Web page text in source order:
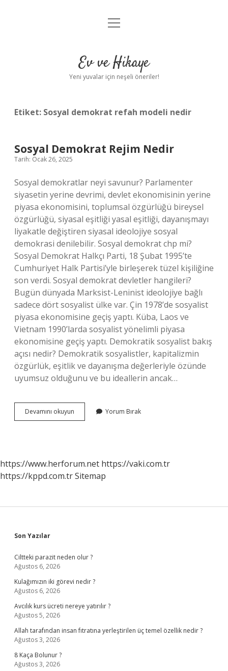
Anasayfa
Yasal Uyarı
menüyü
Ev ve Hikaye
Yeni yuvalar için neşeli öneriler!
Etiket: Sosyal demokrat refah modeli nedir
Sosyal Demokrat Rejim Nedir
Tarih: Ocak 26, 2025
Sosyal demokratlar neyi savunur? Parlamenter
siyasetin yerine devrimi, devlet ekonomisinin yerine
piyasa ekonomisini, toplumsal özgürlüğü bireysel
özgürlüğü, siyasal eşitliği yasal eşitliği, dayanışmayı
liyakatle değiştiren siyasal ideolojiye sosyal
demokrasi denilebilir. Sosyal demokrat chp mi?
Sosyal Demokrat Halkçı Parti, 18 Şubat 1995’te
Cumhuriyet Halk Partisi’yle birleşerek tüzel kişiliğine
son verdi. Sosyal demokrat devletler hangileri?
Bugün dünyada Marksist-Leninist ideolojiye bağlı
sadece dört sosyalist ülke var. Çin 1978’de sosyalist
piyasa ekonomisine geçiş yaptı. Küba, Laos ve
Vietnam 1990’larda sosyalist yönelimli piyasa
ekonomisine geçiş yaptı. Demokratik sosyalist bakış
açısı nedir? Demokratik sosyalistler, kapitalizmin
özgürlük, eşitlik ve dayanışma değerleriyle özünde
uyumsuz olduğunu ve bu ideallerin ancak…
Devamını okuyun
Demokrat
Yorum Bırak
https://www.herforum.net https://vaki.com.tr
https://kppd.com.trSitemap
Sidebar
Son Yazılar
Ciltteki parazit neden olur ?
Ağustos 6, 2026
Kulağımızın iki görevi nedir ?
Ağustos 6, 2026
Avcılık kurs ücreti nereye yatırılır ?
Ağustos 5, 2026
Allah tarafından insan fıtratına yerleştirilen üç temel özellik nedir ?
Ağustos 3, 2026
8 Kaça Bolunur ?
Ağustos 3, 2026